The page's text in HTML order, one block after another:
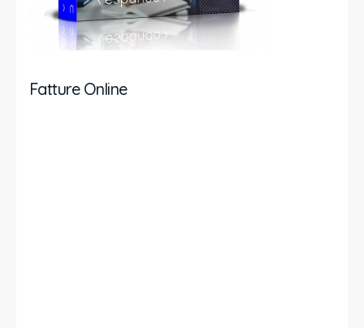
Fatture Online